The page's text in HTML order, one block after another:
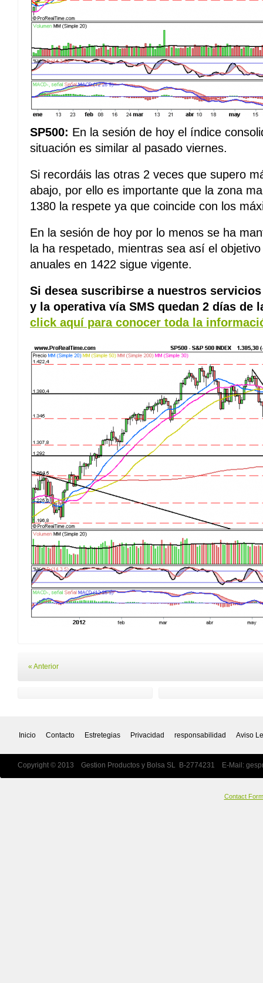
SP500: En la sesión de hoy el índice
situación es similar al pasado viernes.
Si recordáis las otras 2 veces que supero
abajo, por ello es importante que la zona
1380 la respete ya que coincide con los
En la sesión de hoy por lo menos se ha
la ha respetado, mientras sea así el
anuales en 1422 sigue vigente.
Si desea suscribirse a nuestros
y la operativa vía SMS quedan 2 días de
click aquí para conocer toda la
« Anterior
Inicio Contacto Estretegias Privacidad responsabilidad Aviso
Copyright © 2013 Gestion Productos y Bolsa SL B-2774231 E-Mail:
Contact Form